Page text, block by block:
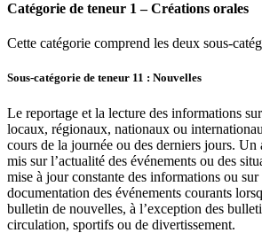
Catégorie de teneur 1 – Créations orales
Cette catégorie comprend les deux sous-
Sous-catégorie de teneur 11 : Nouvelles
Le reportage et la lecture des informations
locaux, régionaux, nationaux ou
cours de la journée ou des derniers jours. Un
mis sur l’actualité des événements ou des
mise à jour constante des informations ou
documentation des événements courants
bulletin de nouvelles, à l’exception des
circulation, sportifs ou de divertissement.